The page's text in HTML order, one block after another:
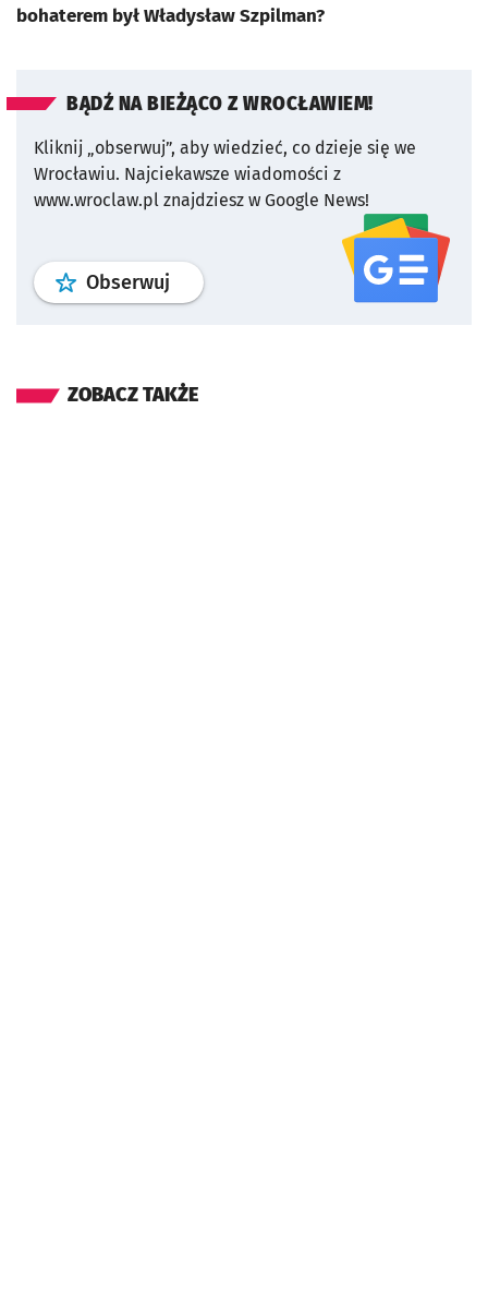
bohaterem był Władysław Szpilman?
BĄDŹ NA BIEŻĄCO Z WROCŁAWIEM!
Kliknij „obserwuj”, aby wiedzieć, co dzieje się we
Wrocławiu. Najciekawsze wiadomości z
www.wroclaw.pl znajdziesz w Google News!
Obserwuj profil serwisu
ZOBACZ TAKŻE